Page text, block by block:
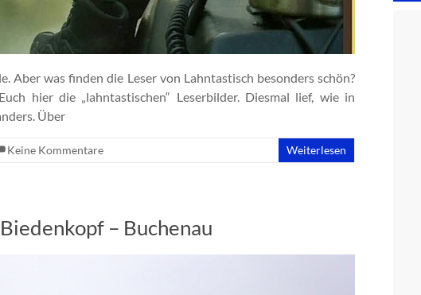
Aber was finden die Leser von Lahntastisch besonders schön?
hier die „lahntastischen“ Leserbilder. Diesmal lief, wie in
Über
Keine Kommentare Weiterlesen
– Buchenau